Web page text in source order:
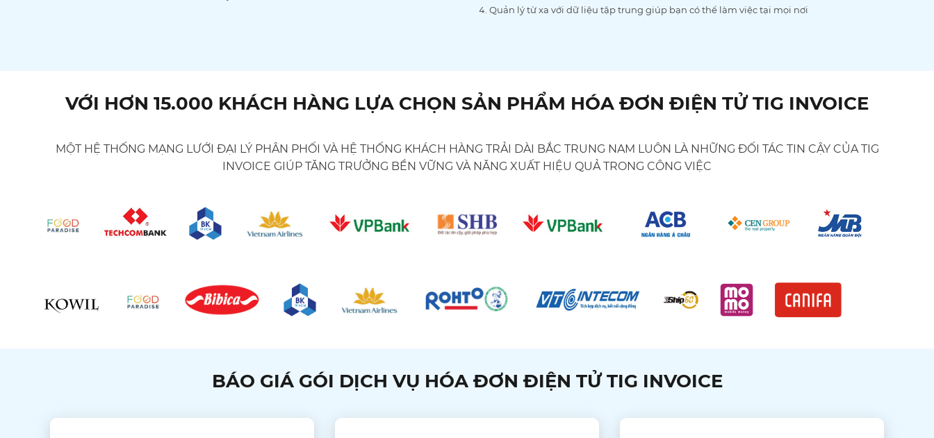
Quản lý từ xa với dữ liệu tập trung giúp bạn có thể làm việc tại mọi nơi
VỚI HƠN 15.000 KHÁCH HÀNG LỰA CHỌN SẢN PHẨM HÓA ĐƠN ĐIỆN TỬ TIG INVOICE
MỘT HỆ THỐNG MẠNG LƯỚI ĐẠI LÝ PHÂN PHỐI VÀ HỆ THỐNG KHÁCH HÀNG TRẢI DÀI BẮC TRUNG NAM LUÔN LÀ NHỮNG ĐỐI TÁC TIN CẬY CỦA TIG
INVOICE GIÚP TĂNG TRƯỞNG BỀN VỮNG VÀ NĂNG XUẤT HIỆU QUẢ TRONG CÔNG VIỆC
BÁO GIÁ GÓI DỊCH VỤ HÓA ĐƠN ĐIỆN TỬ TIG INVOICE